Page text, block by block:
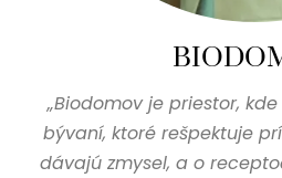
„Biodomov je priestor,
bývaní, ktoré rešpektuje
dávajú zmysel, a o